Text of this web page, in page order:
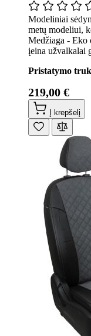
Modeliniai
metų modeliui,
Medžiaga - Eko
įeina užvalkalai
Pristatymo
219,00 €
Į krepšelį